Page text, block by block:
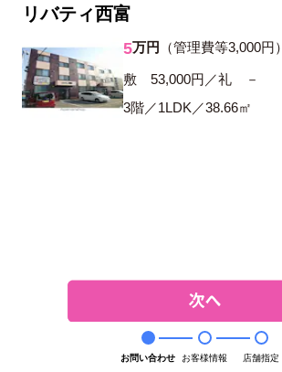
リバティ西富
5万円 （管理費等3,000円）
敷 53,000円／礼 －
3階／1LDK／38.66㎡
お問い合わせ お客様情報 店舗指定